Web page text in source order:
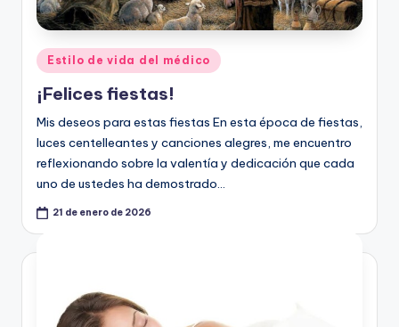
Publicado
en
Estilo de vida del médico
¡Felices fiestas!
Mis deseos para estas fiestas En esta época de fiestas,
luces centelleantes y canciones alegres, me encuentro
reflexionando sobre la valentía y dedicación que cada
uno de ustedes ha demostrado…
21 de enero de 2026